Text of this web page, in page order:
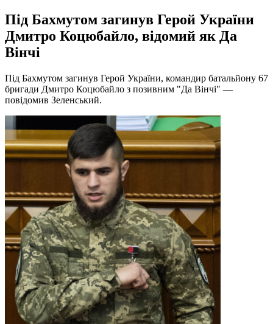
Під Бахмутом загинув Герой України
Дмитро Коцюбайло, відомий як Да
Вінчі
Під Бахмутом загинув Герой України, командир батальйону 67
бригади Дмитро Коцюбайло з позивним "Да Вінчі" —
повідомив Зеленський.